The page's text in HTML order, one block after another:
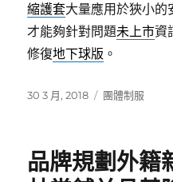
縮護套大量應用於狹小的
才能夠針對問題未上市資
修復地下球版 。
發
30 3 月, 2018
分
團體制服
品牌規劃外籍